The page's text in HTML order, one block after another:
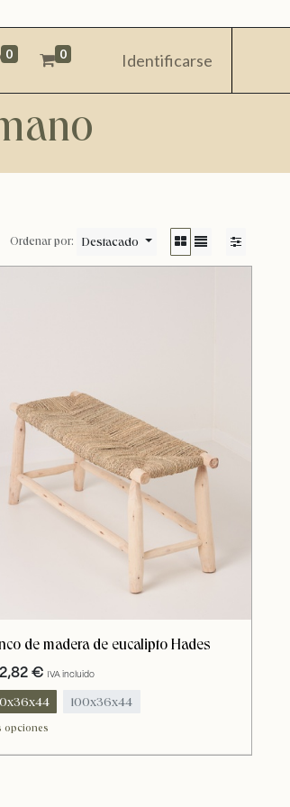
0 0 Identificarse
Ordenar por: Destacado
de madera de eucalipto Hades
€ IVA incluido
100x36x44
opciones